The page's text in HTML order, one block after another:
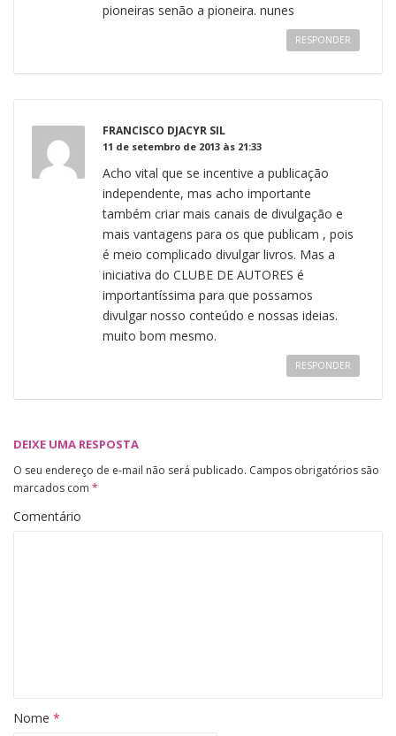
pioneiras senão a pioneira. nunes
RESPONDER
FRANCISCO DJACYR SIL
11 de setembro de 2013 às 21:33
Acho vital que se incentive a publicação
independente, mas acho importante
também criar mais canais de divulgação e
mais vantagens para os que publicam , pois
é meio complicado divulgar livros. Mas a
iniciativa do CLUBE DE AUTORES é
importantíssima para que possamos
divulgar nosso conteúdo e nossas ideias.
muito bom mesmo.
RESPONDER
DEIXE UMA RESPOSTA
O seu endereço de e-mail não será publicado. Campos obrigatórios são
marcados com *
Comentário
Nome *